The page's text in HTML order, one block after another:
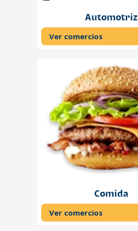
Automotriz
Ver comercios
Comida
Ver comercios